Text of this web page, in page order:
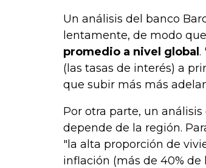
Un análisis del banco
lentamente, de modo que
promedio a nivel global .
(las tasas de interés) a
que subir más más
Por otra parte, un
depende de la región.
"la alta proporción de
inflación (más de 40%